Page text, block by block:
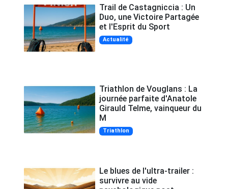
Trail de Castagniccia : Un
Duo, une Victoire Partagée
et l'Esprit du Sport
Actualité
Triathlon de Vouglans : La
journée parfaite d'Anatole
Girauld Telme, vainqueur du
M
Triathlon
Le blues de l'ultra-trailer :
survivre au vide